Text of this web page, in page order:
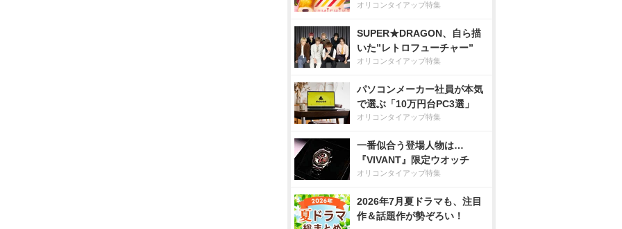
オリコンタイアップ特集
SUPER★DRAGON、自ら描
いた”レトロフューチャー”
オリコンタイアップ特集
パソコンメーカー社員が本気
で選ぶ「10万円台PC3選」
オリコンタイアップ特集
一番似合う登場人物は…
『VIVANT』限定ウオッチ
オリコンタイアップ特集
2026年7月夏ドラマも、注目
作＆話題作が勢ぞろい！